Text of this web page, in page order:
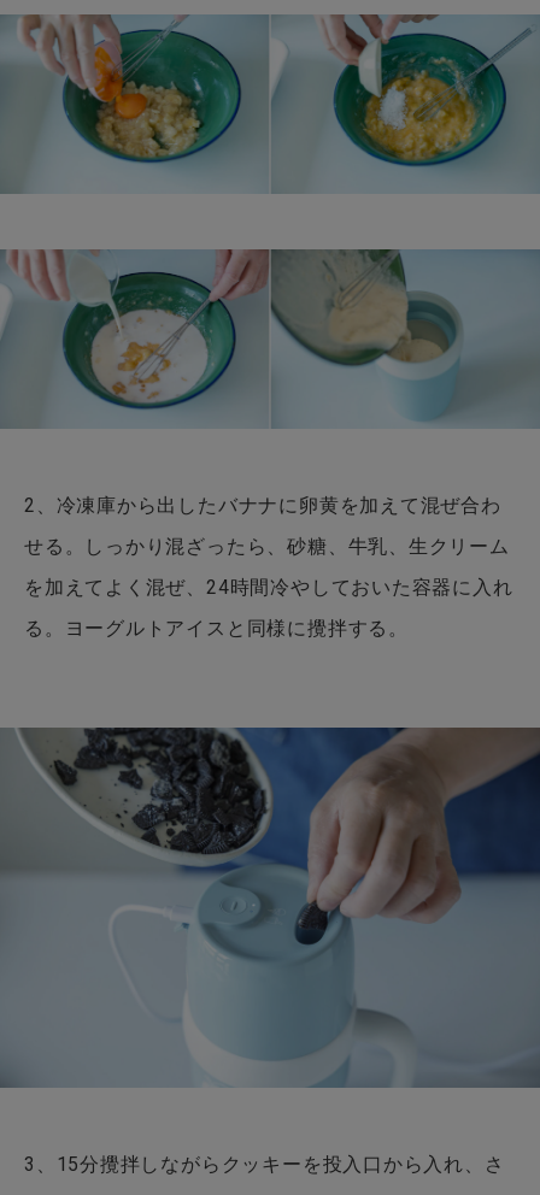
2、冷凍庫から出したバナナに卵黄を加えて混ぜ合わ
せる。しっかり混ざったら、砂糖、牛乳、生クリーム
を加えてよく混ぜ、24時間冷やしておいた容器に入れ
る。ヨーグルトアイスと同様に攪拌する。
3、15分攪拌しながらクッキーを投入口から入れ、さ